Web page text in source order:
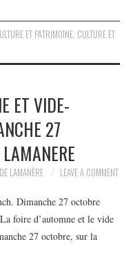
ET PATRIMOINE, CULTURE ET
ET VIDE-
27
LAMANÈRE LEAVE A COMMENT
Dimanche 27 octobre
foire d’automne et le vide
27 octobre, sur la